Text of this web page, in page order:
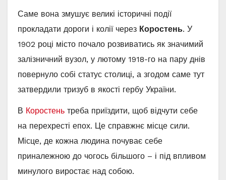
Саме вона змушує великі історичні події
прокладати дороги і колії через Коростень. У
1902 році місто почало розвиватись як значимий
залізничний вузол, у лютому 1918-го на пару днів
повернуло собі статус столиці, а згодом саме тут
затвердили тризуб в якості гербу України.
В Коростень треба приїздити, щоб відчути себе
на перехресті епох. Це справжнє місце сили.
Місце, де кожна людина почуває себе
приналежною до чогось більшого – і під впливом
минулого виростає над собою.